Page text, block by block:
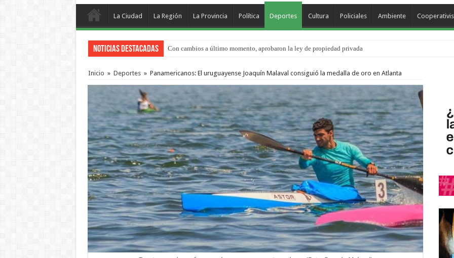
La Ciudad La Región La Provincia Política Deportes Cultura Policiales Ambiente
Noticias Destacadas Con cambios a último momento, aprobaron la ley de propiedad privada
Adopción en Entre Ríos: el 35% de los 90 niños, niñas y adolescentes que esperan una familia tiene
Inicio » Deportes » Panamericanos: El uruguayense Joaquín Malaval consiguió la medalla de oro en Atlanta